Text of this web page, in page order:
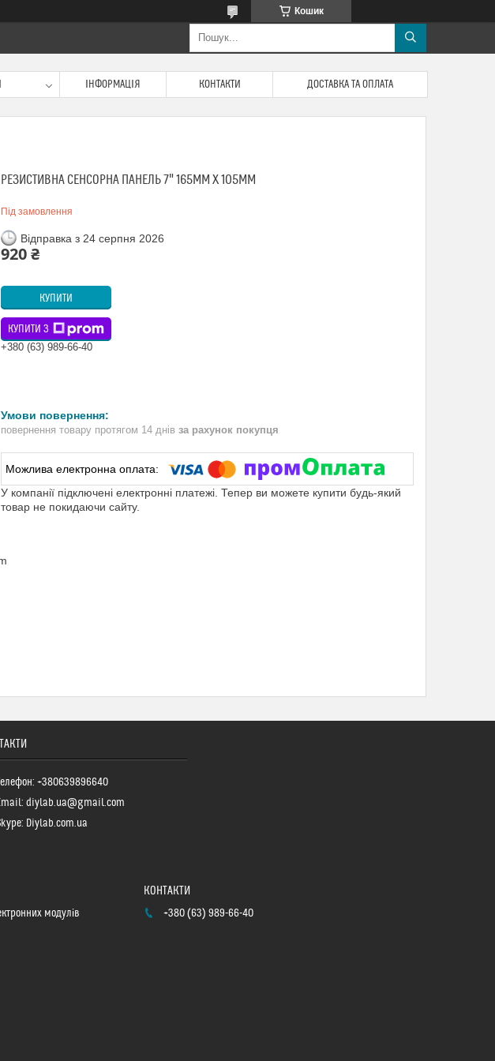
Кошик
ІНФОРМАЦІЯ КОНТАКТИ ДОСТАВКА ТА ОПЛАТА
РЕЗИСТИВНА СЕНСОРНА ПАНЕЛЬ 7" 165MM X 105MM
Під замовлення
Відправка з 24 серпня 2026
920 ₴
КУПИТИ
КУПИТИ З
+380 (63) 989-66-40
повернення товару протягом 14 днів за рахунок покупця
У компанії підключені електронні платежі. Тепер ви можете купити будь-який
товар не покидаючи сайту.
+380639896640
diylab.ua@gmail.com
Diylab.com.ua
модулів
+380 (63) 989-66-40